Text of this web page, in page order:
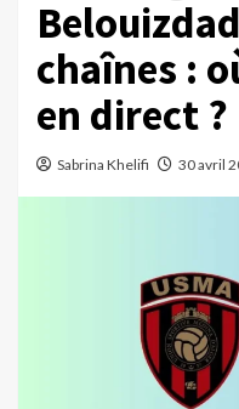
chaînes :
en direct ?
Sabrina Khelifi 30 avril